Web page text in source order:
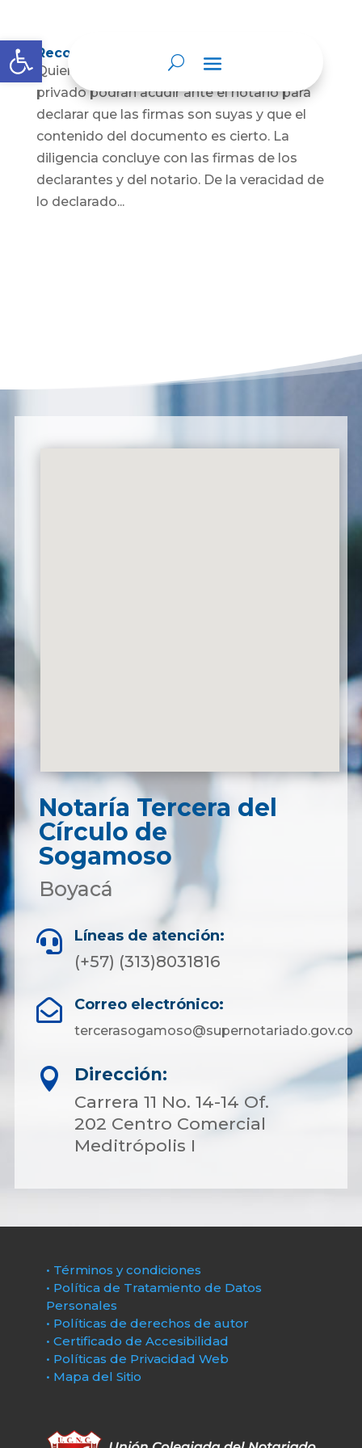
Abrir barra de herramientas
Reconocimiento de firma y contenido
Quienes hayan firmado un documento
privado podrán acudir ante el notario para
declarar que las firmas son suyas y que el
contenido del documento es cierto. La
diligencia concluye con las firmas de los
declarantes y del notario. De la veracidad de
lo declarado...
Notaría Tercera del
Círculo de
Sogamoso
Boyacá
 Líneas de atención:
(+57) (313)8031816
 Correo electrónico:
tercerasogamoso@supernotariado.gov.co

Dirección:
Carrera 11 No. 14-14 Of.
202 Centro Comercial
Meditrópolis I
• Términos y condiciones
• Política de Tratamiento de Datos
Personales
• Políticas de derechos de autor
• Certificado de Accesibilidad
• Políticas de Privacidad Web
• Mapa del Sitio